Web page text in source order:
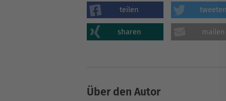
teilen
sharen mailen
Über den Autor